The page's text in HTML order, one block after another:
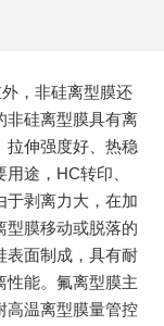
，非硅离型膜还
非硅离型膜具有离
拉伸强度好、热稳
途，HC转印、
于剥离力大，在加
型膜移动或脱落的
表面制成，具有耐
性能。氟离型膜主
高温离型膜量管控